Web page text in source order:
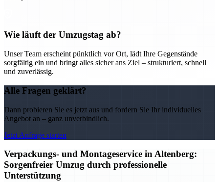
Wie läuft der Umzugstag ab?
Unser Team erscheint pünktlich vor Ort, lädt Ihre Gegenstände
sorgfältig ein und bringt alles sicher ans Ziel – strukturiert, schnell
und zuverlässig.
Alle Fragen geklärt?
Dann probieren Sie es jetzt aus und fordern Sie Ihr individuelles
Angebot an – ganz unverbindlich.
Jetzt Anfrage starten
Verpackungs- und Montageservice in Altenberg:
Sorgenfreier Umzug durch professionelle
Unterstützung